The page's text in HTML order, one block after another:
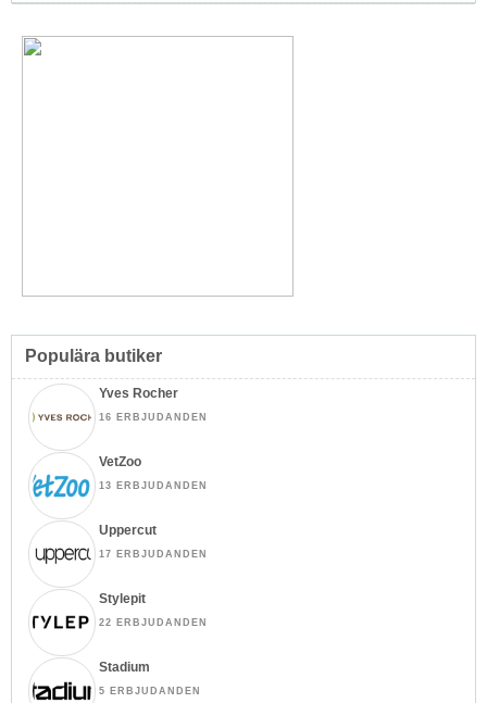
Populära butiker
Yves Rocher
16 ERBJUDANDEN
VetZoo
13 ERBJUDANDEN
Uppercut
17 ERBJUDANDEN
Stylepit
22 ERBJUDANDEN
Stadium
5 ERBJUDANDEN